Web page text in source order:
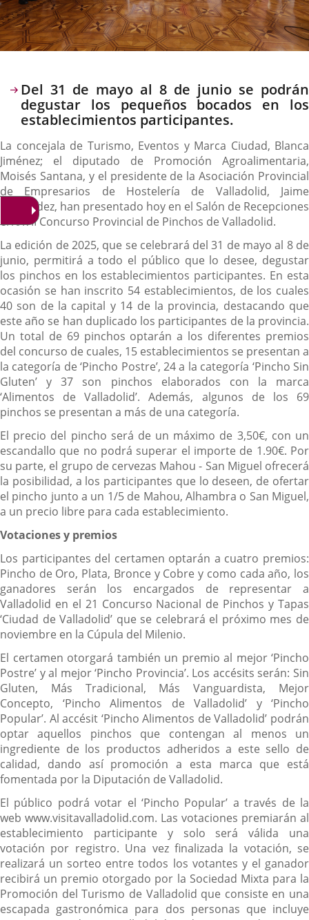
Descripción
Del 31 de mayo al 8 de junio se podrán
degustar los pequeños bocados en los
establecimientos participantes.
La concejala de Turismo, Eventos y Marca Ciudad, Blanca
Jiménez; el diputado de Promoción Agroalimentaria,
Moisés Santana, y el presidente de la Asociación Provincial
de Empresarios de Hostelería de Valladolid, Jaime
Fernández, han presentado hoy en el Salón de Recepciones
el XXVII Concurso Provincial de Pinchos de Valladolid.
La edición de 2025, que se celebrará del 31 de mayo al 8 de
junio, permitirá a todo el público que lo desee, degustar
los pinchos en los establecimientos participantes. En esta
ocasión se han inscrito 54 establecimientos, de los cuales
40 son de la capital y 14 de la provincia, destacando que
este año se han duplicado los participantes de la provincia.
Un total de 69 pinchos optarán a los diferentes premios
del concurso de cuales, 15 establecimientos se presentan a
la categoría de ‘Pincho Postre’, 24 a la categoría ‘Pincho Sin
Gluten’ y 37 son pinchos elaborados con la marca
‘Alimentos de Valladolid’. Además, algunos de los 69
pinchos se presentan a más de una categoría.
El precio del pincho será de un máximo de 3,50€, con un
escandallo que no podrá superar el importe de 1.90€. Por
su parte, el grupo de cervezas Mahou - San Miguel ofrecerá
la posibilidad, a los participantes que lo deseen, de ofertar
el pincho junto a un 1/5 de Mahou, Alhambra o San Miguel,
a un precio libre para cada establecimiento.
Votaciones y premios
Los participantes del certamen optarán a cuatro premios:
Pincho de Oro, Plata, Bronce y Cobre y como cada año, los
ganadores serán los encargados de representar a
Valladolid en el 21 Concurso Nacional de Pinchos y Tapas
‘Ciudad de Valladolid’ que se celebrará el próximo mes de
noviembre en la Cúpula del Milenio.
El certamen otorgará también un premio al mejor ‘Pincho
Postre’ y al mejor ‘Pincho Provincia’. Los accésits serán: Sin
Gluten, Más Tradicional, Más Vanguardista, Mejor
Concepto, ‘Pincho Alimentos de Valladolid’ y ‘Pincho
Popular’. Al accésit ‘Pincho Alimentos de Valladolid’ podrán
optar aquellos pinchos que contengan al menos un
ingrediente de los productos adheridos a este sello de
calidad, dando así promoción a esta marca que está
fomentada por la Diputación de Valladolid.
El público podrá votar el ‘Pincho Popular’ a través de la
web www.visitavalladolid.com. Las votaciones premiarán al
establecimiento participante y solo será válida una
votación por registro. Una vez finalizada la votación, se
realizará un sorteo entre todos los votantes y el ganador
recibirá un premio otorgado por la Sociedad Mixta para la
Promoción del Turismo de Valladolid que consiste en una
escapada gastronómica para dos personas que incluye